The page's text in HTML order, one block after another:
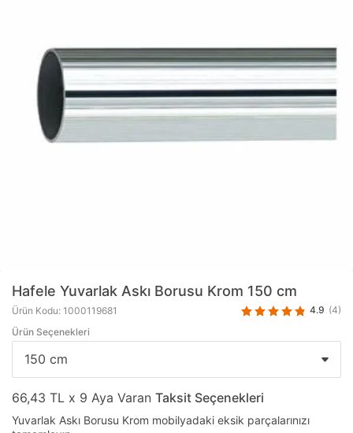
Hafele Yuvarlak Askı Borusu Krom 150 cm
Ürün Kodu: 1000119681 4.9 (4)
Ürün Seçenekleri
66,43 TL x 9 Aya Varan Taksit Seçenekleri
Yuvarlak Askı Borusu Krom mobilyadaki eksik parçalarınızı